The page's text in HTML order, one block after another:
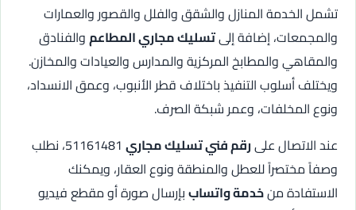
تشمل الخدمة المنازل والشقق والفلل والقصور والعمارات
والمجمعات، إضافة إلىتسليك مجاري المطاعموالفنادق
والمقاهي والمطابخ المركزية والمدارس والعيادات والمخازن.
ويختلف أسلوب التنفيذ باختلاف قطر الأنبوب، وعمق الانسداد،
ونوع المخلفات، وعمر شبكة الصرف.
عند الاتصال علىرقم فني تسليك مجاري
51161481، نطلب
وصفاً مختصراً للعطل والمنطقة ونوع العقار، ويمكنك
الاستفادة منخدمة واتساببإرسال صورة أو مقطع فيديو